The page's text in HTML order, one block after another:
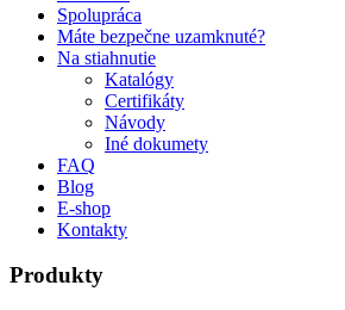
Spolupráca
Máte bezpečne uzamknuté?
Na stiahnutie
Katalógy
Certifikáty
Návody
Iné dokumety
FAQ
Blog
E-shop
Kontakty
Produkty